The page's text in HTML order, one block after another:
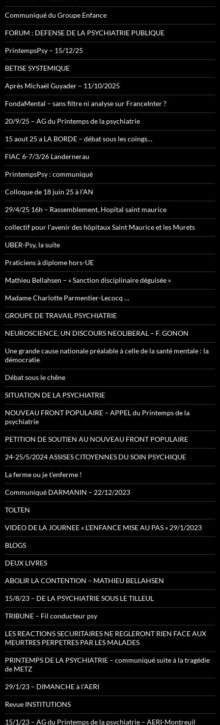
Communiqué du Groupe Enfance
FORUM : DEFENSE DE LA PSYCHIATRIE PUBLIQUE
PrintempsPsy – 15/12/25
BETISE SYSTEMIQUE
Après Michaël Guyader – 11/10/2025
FondaMental – sans filtre ni analyse sur FranceInter ?
20/9/25 – AG du Printemps de la psychiatrie
15 aout 25 a LA BORDE – débat sous les coings…
FIAC 6-7/3/26 Landernerau
PrintempsPsy : communiqué
Colloque de 18 juin 25 à l’AN
29/4/25 16h – Rassemblement, Hopital saint maurice
collectif pour l’avenir des hôpitaux Saint Maurice et les Murets
UBER-Psy, la suite
Praticiens à diplome hors-UE
Mathieu Bellahsen – « Sanction disciplinaire déguisée »
Madame Charlotte Parmentier-Lecocq …
GROUPE DE TRAVAIL PSYCHIATRIE
NEUROSCIENCE, UN DISCOURS NEOLIBERAL – F. GONON
Une grande cause nationale préalable à celle de la santé mentale : la
démocratie
Débat sous le chêne
SITUATION DE LA PSYCHIATRIE
NOUVEAU FRONT POPULAIRE – APPEL du Printemps de la
psychiatrie
PETITION DE SOUTIEN AU NOUVEAU FRONT POPULAIRE
24-25/5/2024 ASSISES CITOYENNES DU SOIN PSYCHIQUE
La ferme ou je t’enferme !
Communiqué DARMANIN – 22/12/2023
TOLTEN
VIDEO DE LA JOURNEE « L’ENFANCE MISE AU PAS » 29/1/2023
BLOGS
DEUX LIVRES
ABOLIR LA CONTENTION – MATHIEU BELLAHSEN
15/8/23 – DE LA PSYCHIATRIE SOUS LE TILLEUL
TRIBUNE – Fil conducteur psy
LES REACTIONS SECURITAIRES NE REGLERONT RIEN FACE AUX
MEURTRES PERPETRES PAR LES MALADES
PRINTEMPS DE LA PSYCHIATRIE – communiqué suite à la tragédie
de METZ
29/1/23 – DIMANCHE à l’AERI
Revue INSTITUTIONS
15/1/23 – AG du Printemps de la psychiatrie – AERI-Montreuil